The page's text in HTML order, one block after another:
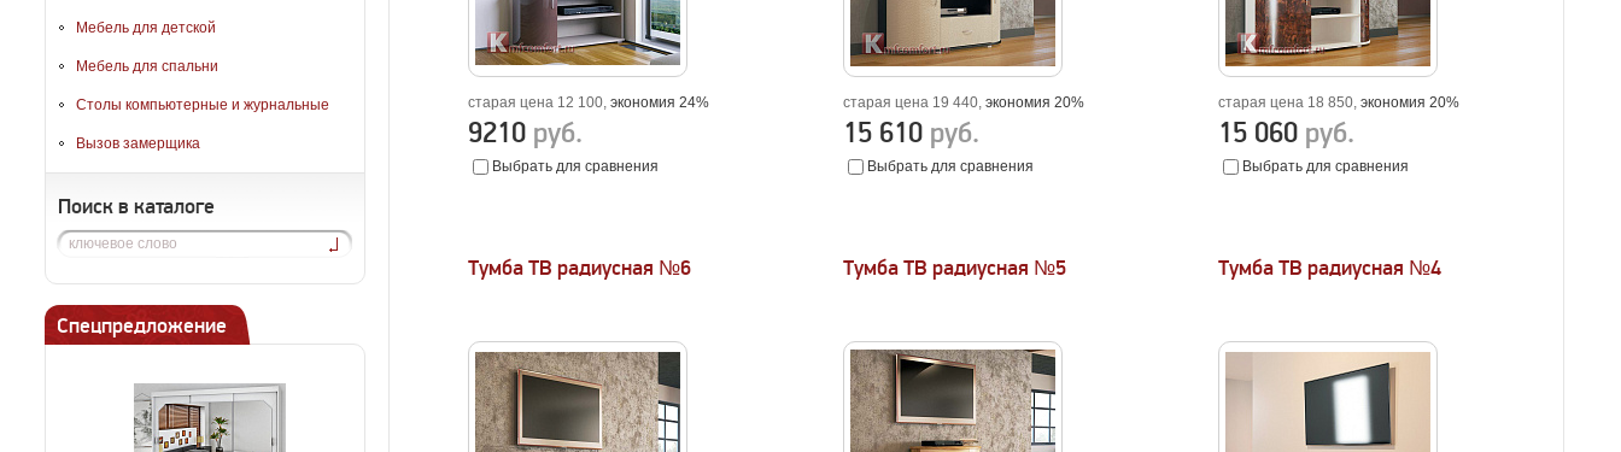
Мебель для детской
Мебель для спальни
Столы компьютерные и журнальные
Вызов замерщика
Поиск в каталоге
Спецпредложение
старая цена 12 100,экономия 24%
9210 руб.
Выбрать для сравнения
старая цена 19 440,экономия 20%
15 610 руб.
Выбрать для сравнения
старая цена 18 850,экономия 20%
15 060 руб.
Выбрать для сравнения
Тумба ТВ радиусная №6 Тумба ТВ радиусная №5 Тумба ТВ радиусная №4